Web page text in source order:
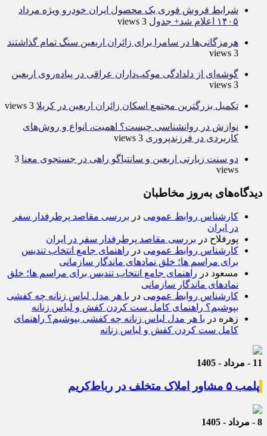
شرایط فروش فوری یک محصول ایران خودرو ویژه مرداد
۱۴۰۵ اعلام شد+ جدول
3 views
هرمزگانی‌ها در سامرا برای زائران اربعین سنگ تمام گذاشتند
3 views
گوشه‌ای از دلدادگی موکب‌داران عراقی در پیاده‌روی اربعین
3 views
تکمیل بزرگترین مجتمع اسکان زائران اربعین در کربلا 3 views
نوازش در روانشناسی چیست؟ اهمیت، انواع و روش‌های
کاربردی در فرزندپروری 3 views
دو سنت زیارتی اربعین و سانتیاگو راهی در جستجوی معنا 3
views
دیدگاه‌های به‌روز مخاطبان
کارشناس روابط عمومی در بررسی مقاصد پرطرفدار سفر
در ایران
پورفلاح در بررسی مقاصد پرطرفدار سفر در ایران
کارشناس روابط عمومی در راهنمای جامع انتخاب تندیس
برای مراسم ها؛ خلق نمادهای ماندگار سازمانی
مسعود در راهنمای جامع انتخاب تندیس برای مراسم ها؛ خلق
نمادهای ماندگار سازمانی
کارشناس روابط عمومی در با هر مدل لباس زنانه چه کفشی
بپوشیم؟ راهنمای کامل ست کردن کفش و لباس زنانه
زهره در با هر مدل لباس زنانه چه کفشی بپوشیم؟ راهنمای
کامل ست کردن کفش و لباس زنانه
11 - مرداد - 1405
پلمب ۵ مشاور املاک متخلف در رباط‌کریم
8 - مرداد - 1405